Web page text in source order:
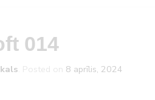
014
Posted on 8 aprīlis, 2024